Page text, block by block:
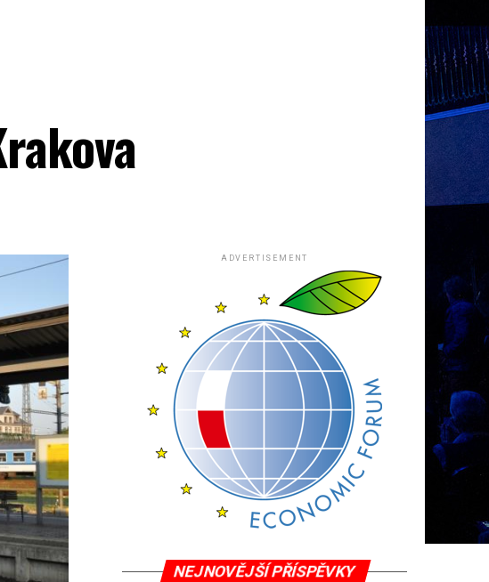
ADVERTISEMENT
NEJNOVĚJŠÍ PŘÍSPĚVKY